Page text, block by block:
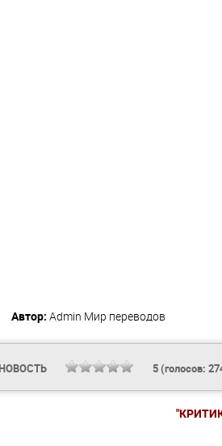
Автор: Admin Мир переводов
5(голосов: